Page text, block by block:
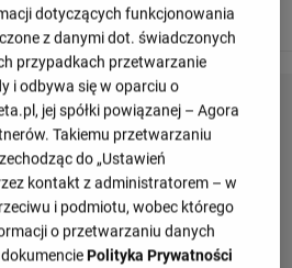
żółtą kartkę
dotyczących funkcjonowania
z danymi dot. świadczonych
przypadkach przetwarzanie
i odbywa się w oparciu o
jej spółki powiązanej – Agora
Takiemu przetwarzaniu
do „Ustawień
kontakt z administratorem – w
i podmiotu, wobec którego
o przetwarzaniu danych
Polityka Prywatności